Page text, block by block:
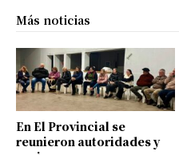
Más noticias
En El Provincial se
reunieron autoridades y